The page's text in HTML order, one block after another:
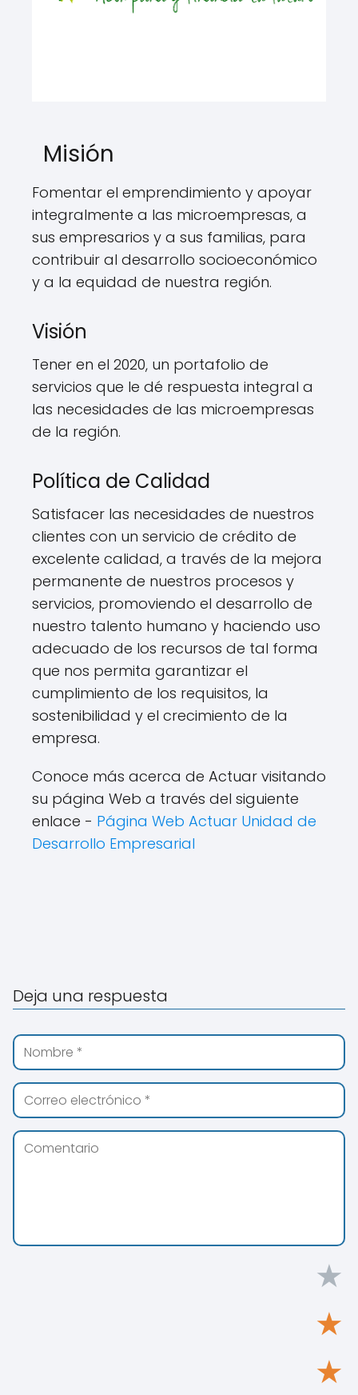
Misión
Fomentar el emprendimiento y apoyar
integralmente a las microempresas, a
sus empresarios y a sus familias, para
contribuir al desarrollo socioeconómico
y a la equidad de nuestra región.
Visión
Tener en el 2020, un portafolio de
servicios que le dé respuesta integral a
las necesidades de las microempresas
de la región.
Política de Calidad
Satisfacer las necesidades de nuestros
clientes con un servicio de crédito de
excelente calidad, a través de la mejora
permanente de nuestros procesos y
servicios, promoviendo el desarrollo de
nuestro talento humano y haciendo uso
adecuado de los recursos de tal forma
que nos permita garantizar el
cumplimiento de los requisitos, la
sostenibilidad y el crecimiento de la
empresa.
Conoce más acerca de Actuar visitando
su página Web a través del siguiente
enlace - Página Web Actuar Unidad de
Desarrollo Empresarial
Deja una respuesta
★
★
★